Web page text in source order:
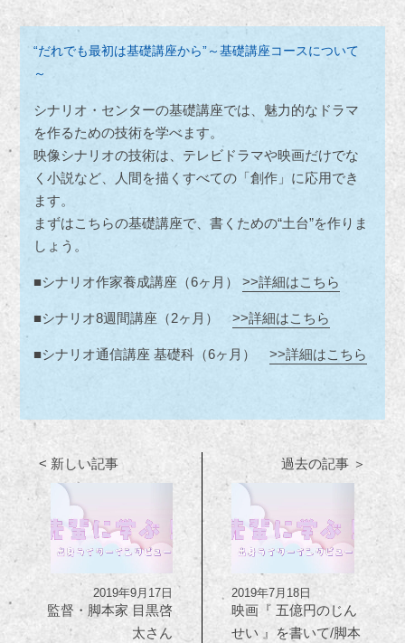
“だれでも最初は基礎講座から”～基礎講座コースについて
～
シナリオ・センターの基礎講座では、魅力的なドラマ
を作るための技術を学べます。
映像シナリオの技術は、テレビドラマや映画だけでな
く小説など、人間を描くすべての「創作」に応用でき
ます。
まずはこちらの基礎講座で、書くための“土台”を作りま
しょう。
■シナリオ作家養成講座（6ヶ月）>>詳細はこちら
■シナリオ8週間講座（2ヶ月）>>詳細はこちら
■シナリオ通信講座 基礎科（6ヶ月）>>詳細はこちら
< 新しい記事
2019年9月17日
監督・脚本家 目黒啓
太さん
過去の記事 ＞
2019年7月18日
映画『 五億円のじん
せい 』を書いて/脚本